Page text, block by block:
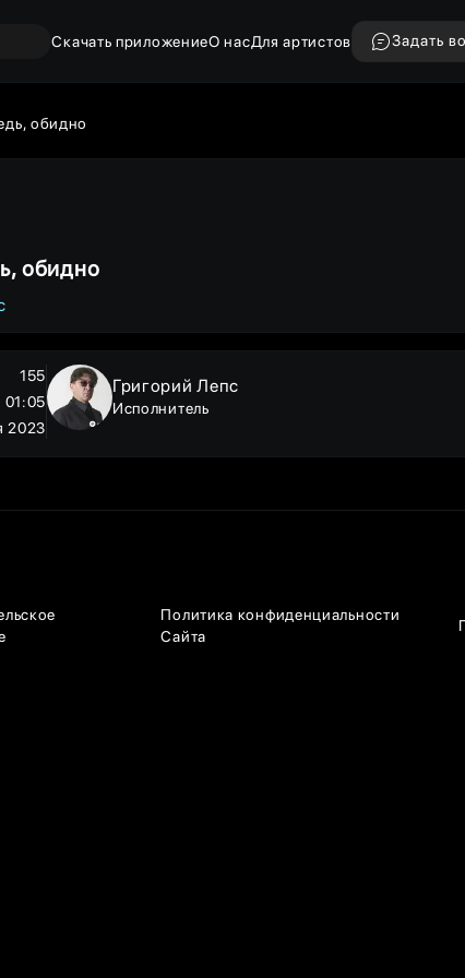
Скачать приложениеО насДля артистов Задать
обидно
обидно
155
01:05
2023
Григорий Лепс
Исполнитель
Политика конфиденциальности
Сайта